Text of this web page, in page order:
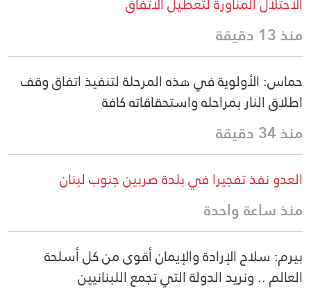
منذ 13 دقيقة
حماس: الأولوية في هذه المرحلة لتنفيذ اتفاق وقف
اطلاق النار بمراحله واستحقاقاته كافة
منذ 34 دقيقة
العدو نفذ تفجيرا في بلدة صربين جنوب لبنان
منذ ساعة واحدة
بيرم: سلاح الإرادة والإيمان أقوى من كل أسلحة
العالم .. ونريد الدولة التي تجمع اللبنانيين